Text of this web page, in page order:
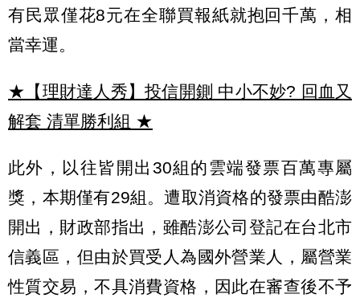
有民眾僅花8元在全聯買報紙就抱回千萬，相
當幸運。
★【理財達人秀】投信開鍘 中小不妙? 回血又
解套 清單勝利組 ★
此外，以往皆開出30組的雲端發票百萬專屬
獎，本期僅有29組。遭取消資格的發票由酷澎
開出，財政部指出，雖酷澎公司登記在台北市
信義區，但由於買受人為國外營業人，屬營業
性質交易，不具消費資格，因此在審查後不予